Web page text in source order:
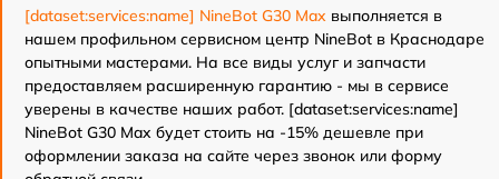
[dataset:services:name] NineBot G30 Max выполняется в
нашем профильном сервисном центр NineBot в Краснодаре
опытными мастерами. На все виды услуг и запчасти
предоставляем расширенную гарантию - мы в сервисе
уверены в качестве наших работ. [dataset:services:name]
NineBot G30 Max будет стоить на -15% дешевле при
оформлении заказа на сайте через звонок или форму